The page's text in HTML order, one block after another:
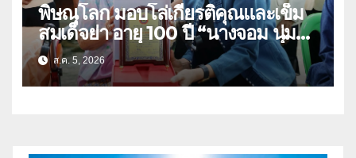
พิษณุโลก มอบโล่เกียรติคุณและเข็ม
สมเด็จย่า อายุ 100 ปี “นางจอม นุ่ม
เนตร” ตำบลบ้านกร่าง อำเภอเมือง
ส.ค. 5, 2026